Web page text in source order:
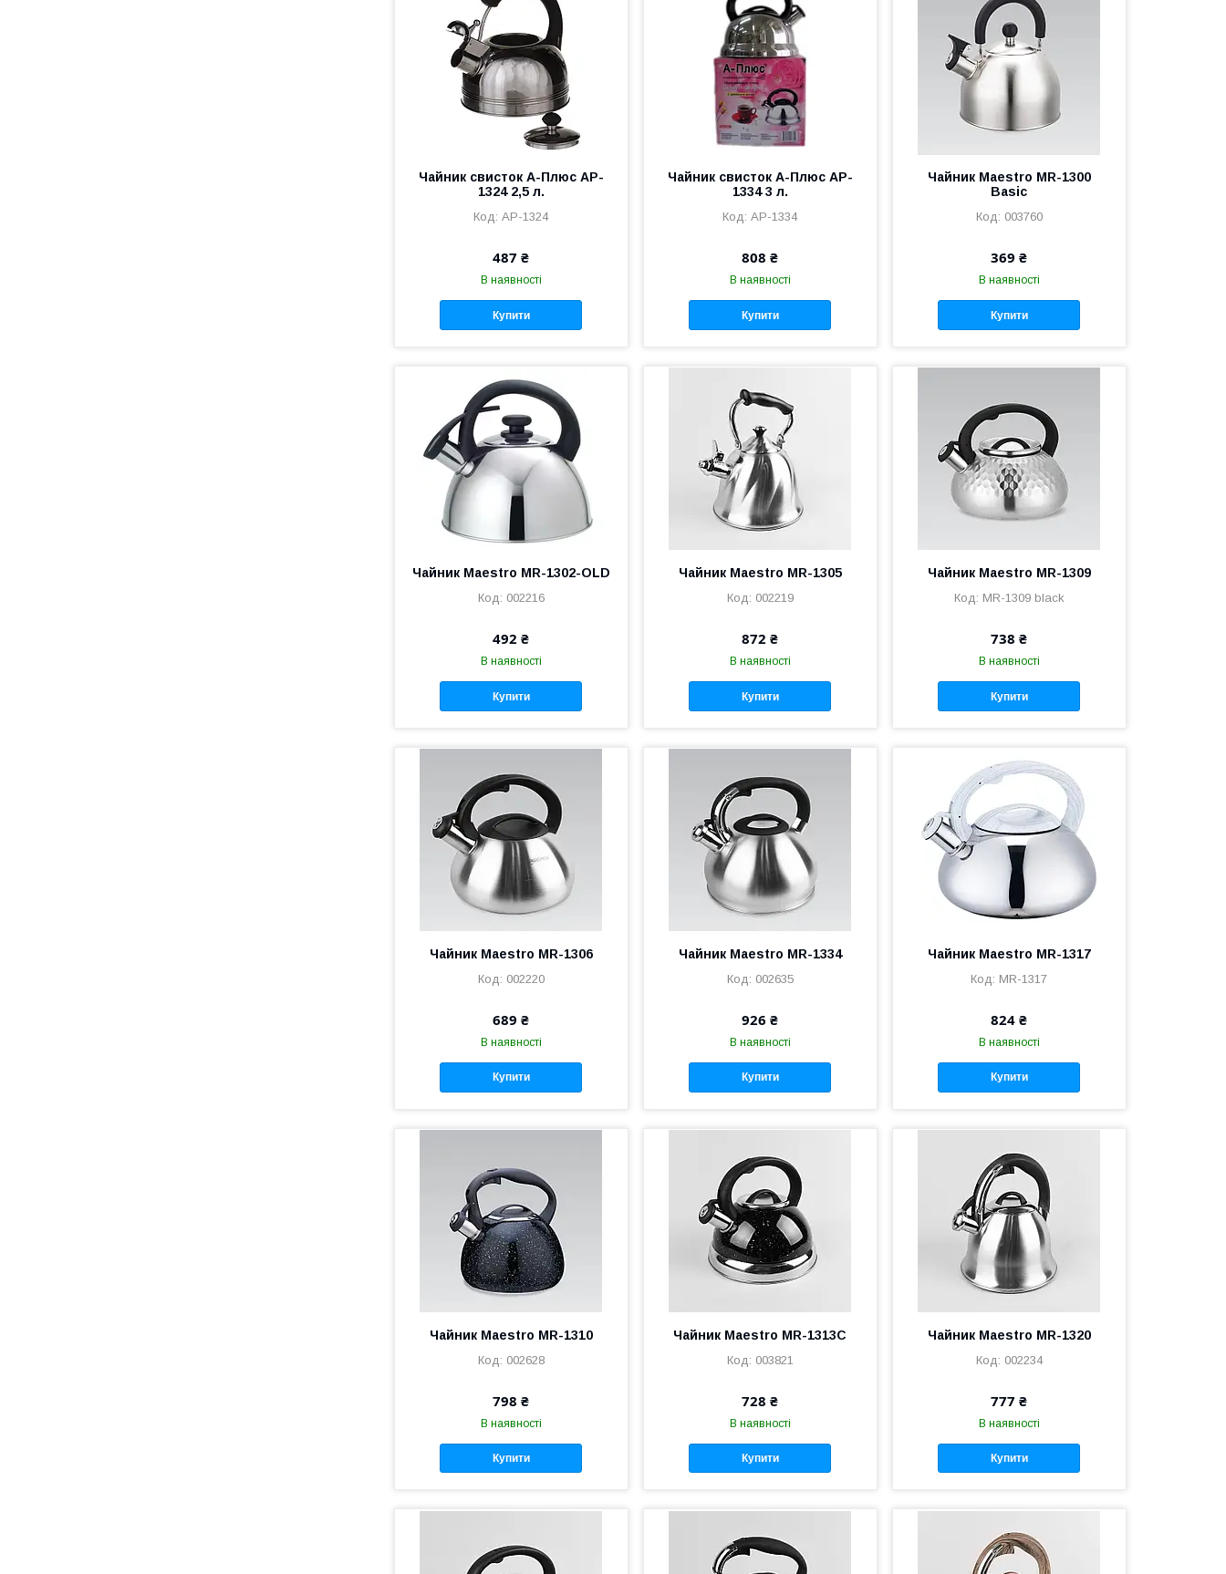
Чайник cвисток А-Плюс AP-
1324 2,5 л.
AP-1324
487 ₴
В наявності
Купити
Чайник cвисток А-Плюс AP-
1334 3 л.
AP-1334
808 ₴
В наявності
Купити
Чайник Maestro MR-1300
Basic
003760
369 ₴
В наявності
Купити
Чайник Maestro MR-1302-OLD
002216
492 ₴
В наявності
Купити
Чайник Maestro MR-1305
002219
872 ₴
В наявності
Купити
Чайник Maestro MR-1309
MR-1309 black
738 ₴
В наявності
Купити
Чайник Maestro MR-1306
002220
689 ₴
В наявності
Купити
Чайник Maestro MR-1334
002635
926 ₴
В наявності
Купити
Чайник Maestro MR-1317
MR-1317
824 ₴
В наявності
Купити
Чайник Maestro MR-1310
002628
798 ₴
В наявності
Купити
Чайник Maestro MR-1313C
003821
728 ₴
В наявності
Купити
Чайник Maestro MR-1320
002234
777 ₴
В наявності
Купити